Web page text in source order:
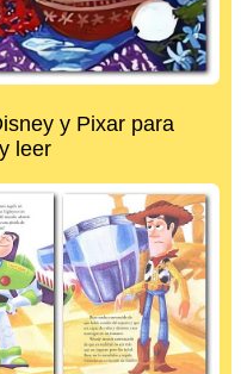
y Pixar para
leer